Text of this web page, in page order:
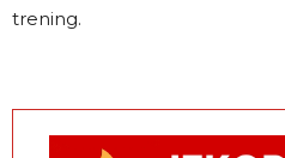
trening.